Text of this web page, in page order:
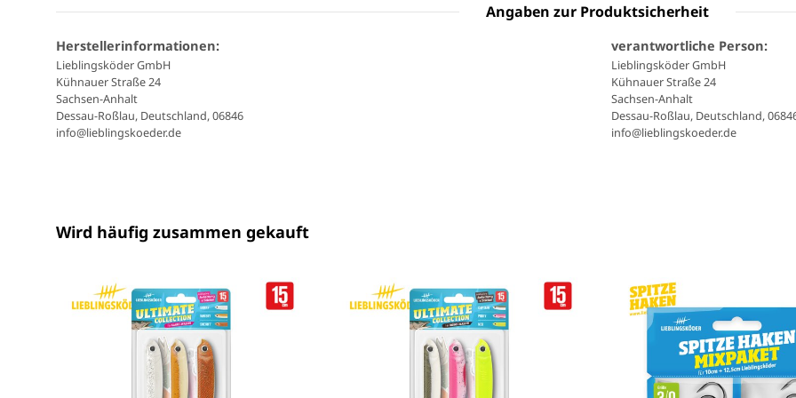
Angaben zur Produktsicherheit
Herstellerinformationen:
Lieblingsköder GmbH
Kühnauer Straße 24
Sachsen-Anhalt
Dessau-Roßlau, Deutschland, 06846
info@lieblingskoeder.de
verantwortliche Person:
Lieblingsköder GmbH
Kühnauer Straße 24
Sachsen-Anhalt
Dessau-Roßlau, Deutschland,
info@lieblingskoeder.de
Wird häufig zusammen gekauft